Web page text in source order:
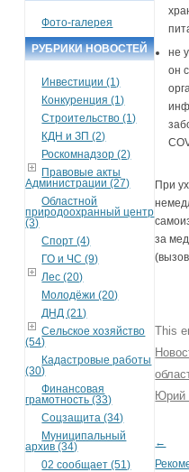
Фото-галерея
РУБРИКИ НОВОСТЕЙ
Инвестиции (1)
Конкуренция (1)
Строительство (1)
КДН и ЗП (2)
Роскомнадзор (2)
Правовые акты
Администрации (27)
Областной
природоохранный центр
(3)
Спорт (4)
ГО и ЧС (9)
Лес (20)
Молодёжи (20)
ДНД (21)
Сельское хозяйство
(54)
Кадастровые работы
(30)
Финансовая
грамотность (33)
Соцзащита (34)
Муниципальный
архив (34)
02 сообщает (51)
не
он
При
за
This
Юрий
Post
←